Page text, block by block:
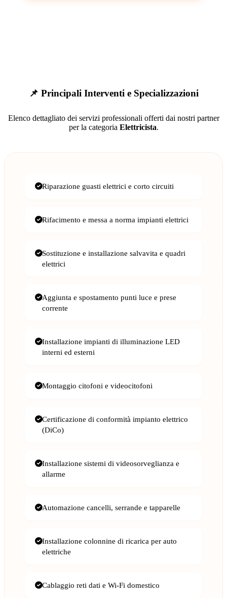
📌 Principali Interventi e Specializzazioni
Elenco dettagliato dei servizi professionali offerti dai nostri partner
per la categoria Elettricista.
Riparazione guasti elettrici e corto circuiti
Rifacimento e messa a norma impianti elettrici
Sostituzione e installazione salvavita e quadri
elettrici
Aggiunta e spostamento punti luce e prese
corrente
Installazione impianti di illuminazione LED
interni ed esterni
Montaggio citofoni e videocitofoni
Certificazione di conformità impianto elettrico
(DiCo)
Installazione sistemi di videosorveglianza e
allarme
Automazione cancelli, serrande e tapparelle
Installazione colonnine di ricarica per auto
elettriche
Cablaggio reti dati e Wi-Fi domestico